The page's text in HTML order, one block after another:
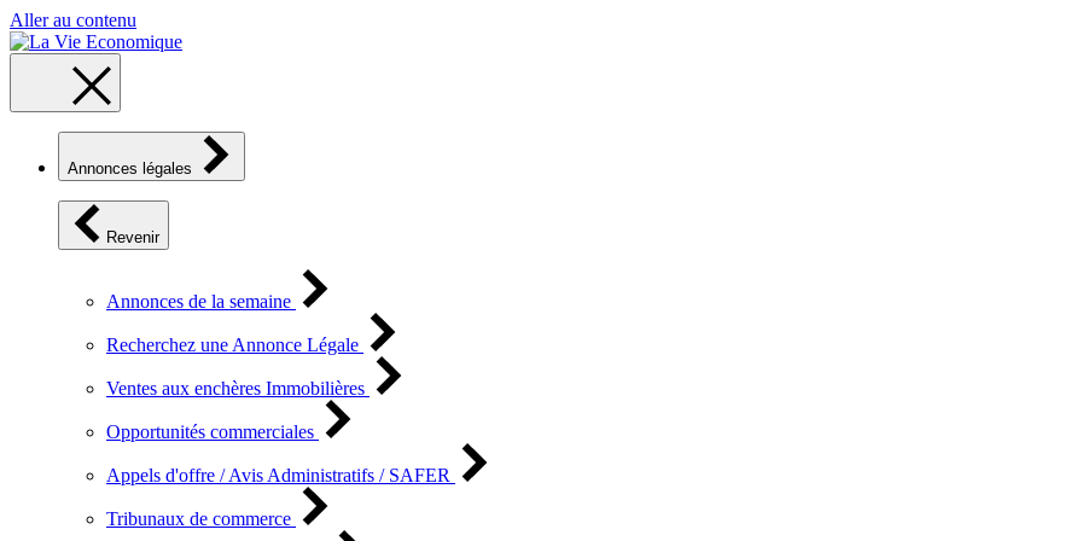
Aller au contenu
Annonces légales
Revenir
Annonces de la semaine
Recherchez une Annonce Légale
Ventes aux enchères Immobilières
Opportunités commerciales
Appels d'offre / Avis Administratifs / SAFER
Tribunaux de commerce